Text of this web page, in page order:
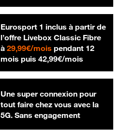
Eurosport 1 inclus à partir de
l’offre Livebox Classic Fibre
à 29,99€/mois29,99 € par mois
pendant 12
mois puis 42,99€/mois42,99 € par
Une super connexion pour
tout faire chez vous avec la
5G. Sans engagement